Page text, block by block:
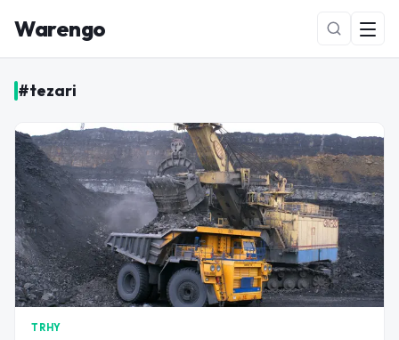
Warengo
NOVÉ
#tezari
TRHY